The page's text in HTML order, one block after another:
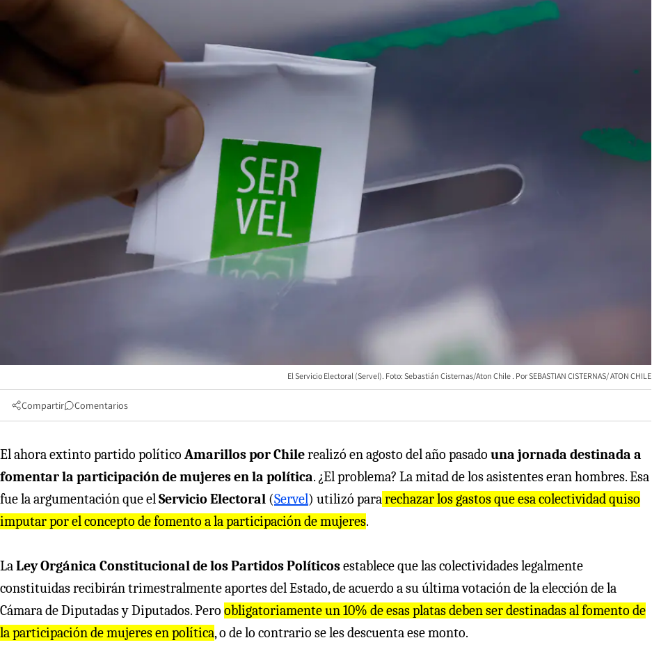
El Servicio Electoral (Servel). Foto: Sebastián Cisternas/Aton Chile SEBASTIAN CISTERNAS/ ATON CHILE
Compartir Comentarios
El ahora extinto partido político Amarillos por Chilerealizó en agosto del año pasado una jornada destinada a
fomentar la participación de mujeres en la política. ¿El problema? La mitad de los asistentes eran hombres. Esa
fue la argumentación que elServicio Electoral (Servel) utilizó pararechazar los gastos que esa colectividad quiso
imputar por el concepto de fomento a la participación de mujeres.
LaLey Orgánica Constitucional de los Partidos Políticosestablece que las colectividades legalmente
constituidas recibirán trimestralmente aportes del Estado, de acuerdo a su última votación de la elección de la
Cámara de Diputadas y Diputados. Pero obligatoriamente un 10% de esas platas deben ser destinadas al fomento de
la participación de mujeres en política, o de lo contrario se les descuenta ese monto.